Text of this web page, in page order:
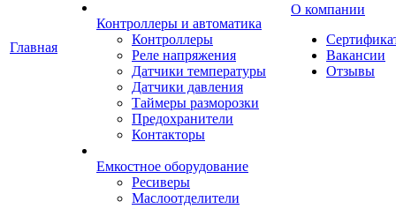
Главная
Контроллеры и автоматика
Контроллеры
Реле напряжения
Датчики температуры
Датчики давления
Таймеры разморозки
Предохранители
Контакторы
Емкостное оборудование
Ресиверы
Маслоотделители
О компании
Вакансии
Отзывы